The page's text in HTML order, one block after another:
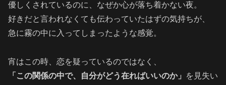
優しくされているのに、なぜか心が落ち着かない夜。
好きだと言われなくても伝わっていたはずの気持ちが、
急に霧の中に入ってしまったような感覚。
宵はこの時、恋を疑っているのではなく、
「この関係の中で、自分がどう在ればいいのか」
を見失い